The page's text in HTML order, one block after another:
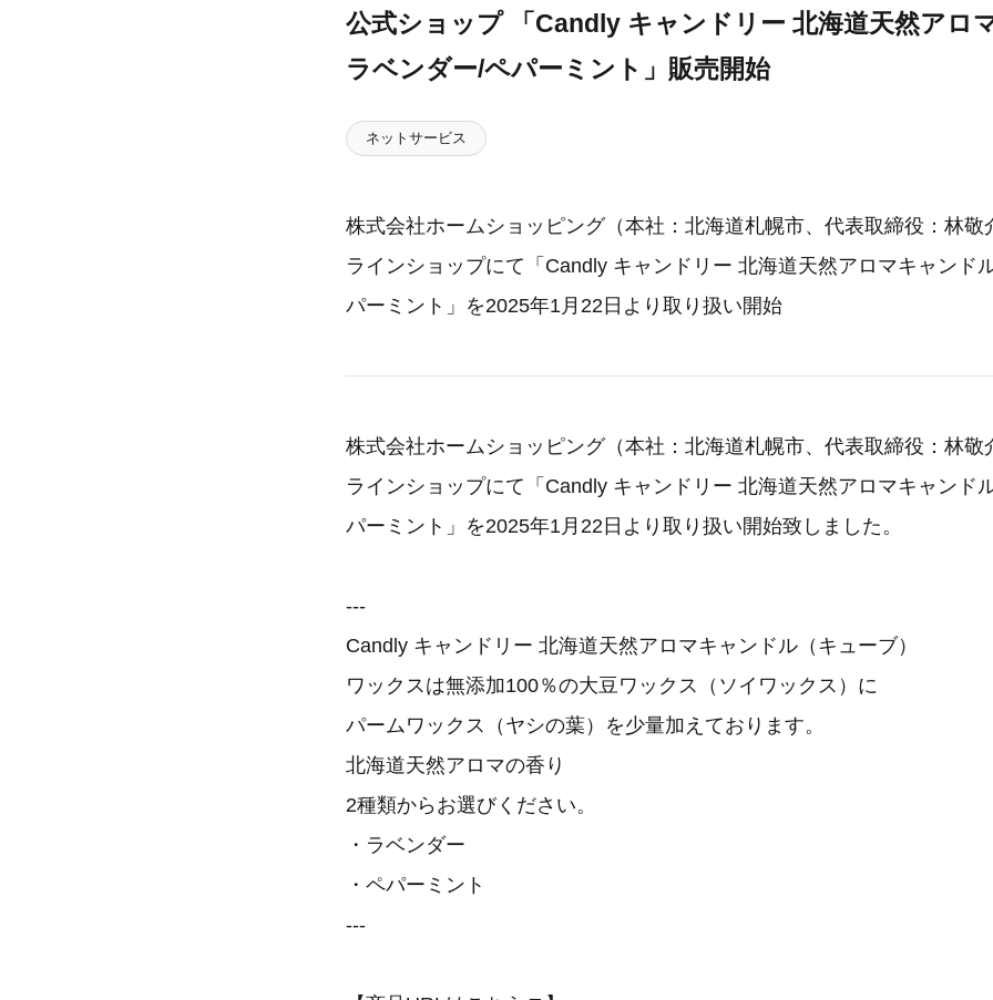
公式ショップ 「Candly キャンドリー 北海道天然アロ
ラベンダー/ペパーミント」販売開始
ネットサービス
株式会社ホームショッピング（本社：北海道札幌市、代表取締役：林敬
ラインショップにて「Candly キャンドリー 北海道天然アロマキャンド
パーミント」を2025年1月22日より取り扱い開始
株式会社ホームショッピング（本社：北海道札幌市、代表取締役：林敬
ラインショップにて「Candly キャンドリー 北海道天然アロマキャンド
パーミント」を2025年1月22日より取り扱い開始致しました。
---
Candly キャンドリー 北海道天然アロマキャンドル（キューブ）
ワックスは無添加100％の大豆ワックス（ソイワックス）に
パームワックス（ヤシの葉）を少量加えております。
北海道天然アロマの香り
2種類からお選びください。
・ラベンダー
・ペパーミント
---